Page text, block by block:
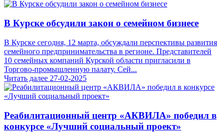
В Курске обсудили закон о семейном бизнесе
В Курске сегодня, 12 марта, обсуждали перспективы развития
семейного предпринимательства в регионе. Представителей
10 семейных компаний Курской области пригласили в
Торгово-промышленную палату. Сей...
Читать далее 27-02-2025
Реабилитационный центр «АКВИЛА» победил в
конкурсе «Лучший социальный проект»